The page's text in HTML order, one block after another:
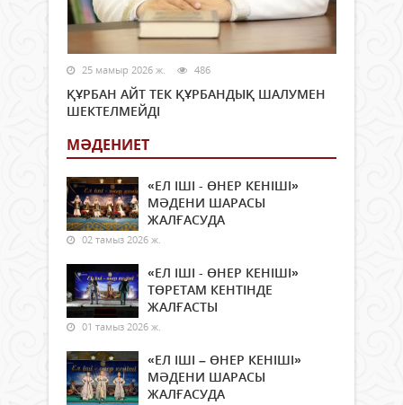
25 мамыр 2026 ж. 486
ҚҰРБАН АЙТ ТЕК ҚҰРБАНДЫҚ ШАЛУМЕН
ШЕКТЕЛМЕЙДІ
МӘДЕНИЕТ
«ЕЛ ІШІ - ӨНЕР КЕНІШІ»
МӘДЕНИ ШАРАСЫ
ЖАЛҒАСУДА
02 тамыз 2026 ж.
«ЕЛ ІШІ - ӨНЕР КЕНІШІ»
ТӨРЕТАМ КЕНТІНДЕ
ЖАЛҒАСТЫ
01 тамыз 2026 ж.
«ЕЛ ІШІ – ӨНЕР КЕНІШІ»
МӘДЕНИ ШАРАСЫ
ЖАЛҒАСУДА